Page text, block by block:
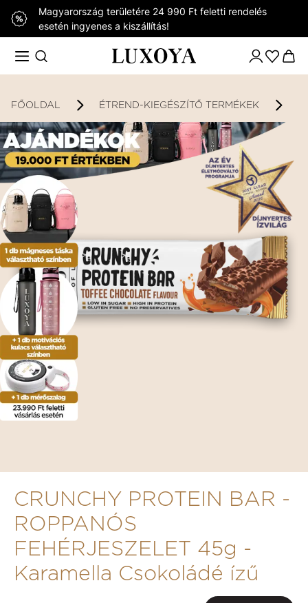
Magyarország területére 24 990 Ft feletti rendelés
esetén ingyenes a kiszállítás!
FŐOLDAL ÉTREND-KIEGÉSZÍTŐ TERMÉKEK
CRUNCHY PROTEIN BAR -
ROPPANÓS
FEHÉRJESZELET 45g -
Karamella Csokoládé ízű